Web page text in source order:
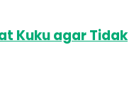
Kuku agar Tidak